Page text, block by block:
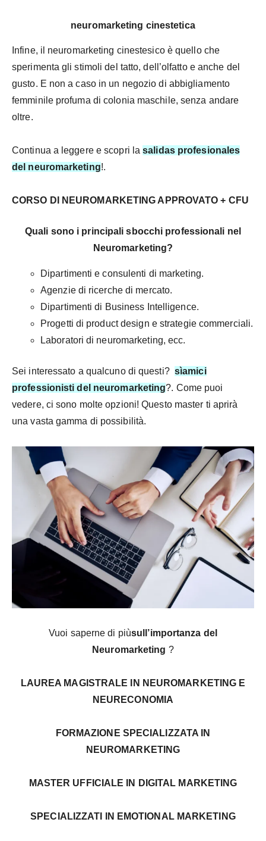
neuromarketing cinestetica
Infine, il neuromarketing cinestesico è quello che
sperimenta gli stimoli del tatto, dell’olfatto e anche del
gusto. E non a caso in un negozio di abbigliamento
femminile profuma di colonia maschile, senza andare
oltre.
Continua a leggere e scopri lasalidas profesionales
del neuromarketing!.
CORSO DI NEUROMARKETING APPROVATO + CFU
Quali sono i principali sbocchi professionali nel
Neuromarketing?
Dipartimenti e consulenti di marketing.
Agenzie di ricerche di mercato.
Dipartimenti di Business Intelligence.
Progetti di product design e strategie commerciali.
Laboratori di neuromarketing, ecc.
Sei interessato a qualcuno di questi? sìamici
professionisti del neuromarketing?. Come puoi
vedere, ci sono molte opzioni! Questo master ti aprirà
una vasta gamma di possibilità.
Vuoi saperne di piùsull’importanza del
Neuromarketing ?
LAUREA MAGISTRALE IN NEUROMARKETING E
NEURECONOMIA
FORMAZIONE SPECIALIZZATA IN
NEUROMARKETING
MASTER UFFICIALE IN DIGITAL MARKETING
SPECIALIZZATI IN EMOTIONAL MARKETING